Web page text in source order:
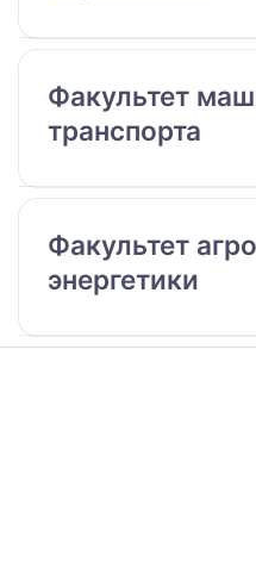
Факультет
транспорта
Факультет
энергетики